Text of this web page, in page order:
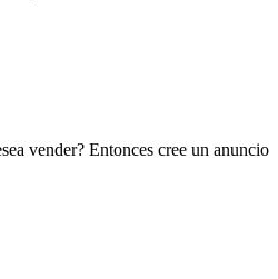
vender? Entonces cree un anuncio